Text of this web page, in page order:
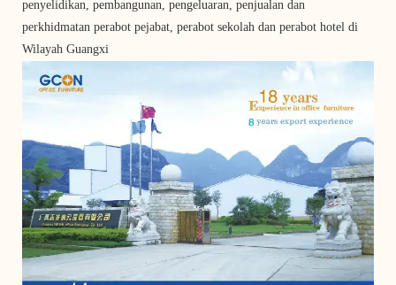
penyelidikan, pembangunan, pengeluaran, penjualan dan
perkhidmatan perabot pejabat, perabot sekolah dan perabot hotel di
Wilayah Guangxi